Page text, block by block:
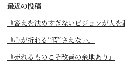
最近の投稿
『答えを決めすぎないビジョンが人を
『心が折れる“暇”さえない』
『売れるものこそ改善の余地あり』